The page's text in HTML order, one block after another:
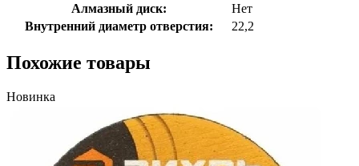
Алмазный диск:
Нет
Внутренний диаметр отверстия:
22,2
Похожие товары
Новинка